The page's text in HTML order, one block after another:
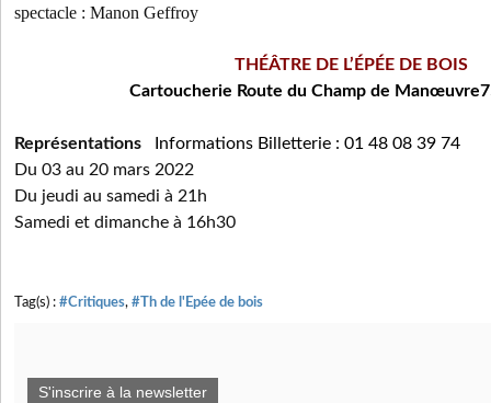
spectacle : Manon Geffroy
THÉÂTRE DE L’ÉPÉE DE BOIS
Cartoucherie Route du Champ de
Représentations Informations Billetterie : 01 48 08 39 74
Du 03 au 20 mars 2022
Du jeudi au samedi à 21h
Samedi et dimanche à 16h30
Tag(s) : #Critiques, #Th de l'Epée de bois
S'inscrire à la newsletter